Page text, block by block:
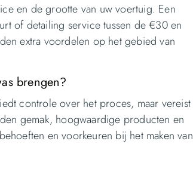
en de grootte van uw voertuig. Een
of detailing service tussen de €30 en
extra voordelen op het gebied van
brengen?
controle over het proces, maar vereist
gemak, hoogwaardige producten en
en voorkeuren bij het maken van